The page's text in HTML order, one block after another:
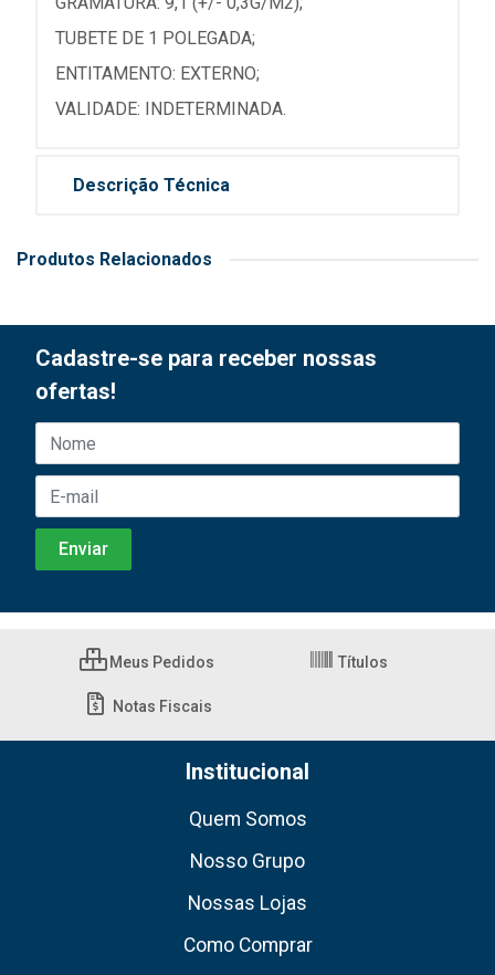
TUBETE DE 1 POLEGADA;
ENTITAMENTO: EXTERNO;
VALIDADE: INDETERMINADA.
Descrição Técnica
Produtos Relacionados
Cadastre-se para receber nossas
ofertas!
Meus Pedidos Títulos
Notas Fiscais
Institucional
Quem Somos
Nosso Grupo
Nossas Lojas
Como Comprar